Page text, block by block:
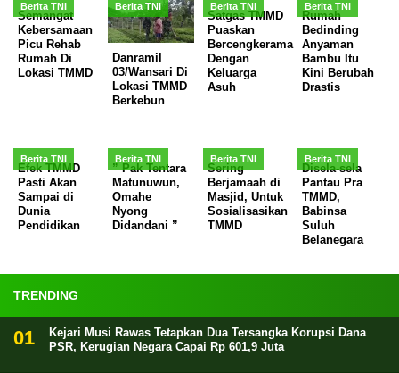
Berita TNI
Semangat
Kebersamaan
Picu Rehab
Rumah Di
Lokasi TMMD
Berita TNI
Danramil
03/Wansari Di
Lokasi TMMD
Berkebun
Berita TNI
Satgas TMMD
Puaskan
Bercengkerama
Dengan
Keluarga
Asuh
Berita TNI
Rumah
Bedinding
Anyaman
Bambu Itu
Kini Berubah
Drastis
Berita TNI
Efek TMMD
Pasti Akan
Sampai di
Dunia
Pendidikan
Berita TNI
” Pak Tentara
Matunuwun,
Omahe
Nyong
Didandani ”
Berita TNI
Sering
Berjamaah di
Masjid, Untuk
Sosialisasikan
TMMD
Berita TNI
Disela-sela
Pantau Pra
TMMD,
Babinsa
Suluh
Belanegara
TRENDING
Kejari Musi Rawas Tetapkan Dua Tersangka Korupsi Dana
PSR, Kerugian Negara Capai Rp 601,9 Juta